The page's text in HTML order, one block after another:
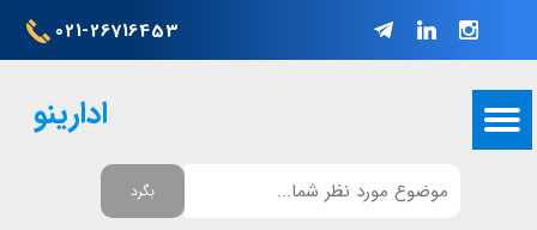
021-26716453
ادارینو
بگرد